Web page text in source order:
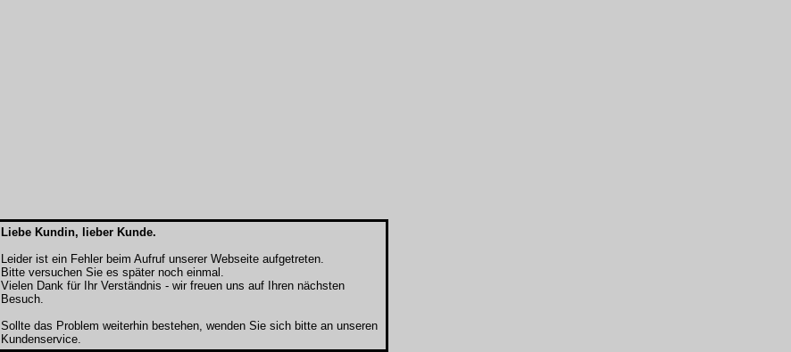
Liebe Kundin, lieber Kunde.
Leider ist ein Fehler beim Aufruf unserer Webseite aufgetreten.
Bitte versuchen Sie es später noch einmal.
Vielen Dank für Ihr Verständnis - wir freuen uns auf Ihren nächsten
Besuch.
Sollte das Problem weiterhin bestehen, wenden Sie sich bitte an unseren
Kundenservice.